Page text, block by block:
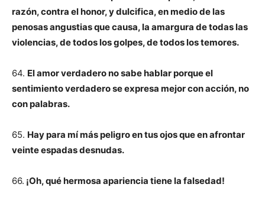
razón, contra el honor, y dulcifica, en medio de las
penosas angustias que causa, la amargura de todas las
violencias, de todos los golpes, de todos los temores.
64. El amor verdadero no sabe hablar porque el
sentimiento verdadero se expresa mejor con acción, no
con palabras.
65. Hay para mí más peligro en tus ojos que en afrontar
veinte espadas desnudas.
66. ¡Oh, qué hermosa apariencia tiene la falsedad!